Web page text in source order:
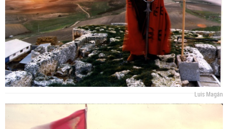
Luis Magán